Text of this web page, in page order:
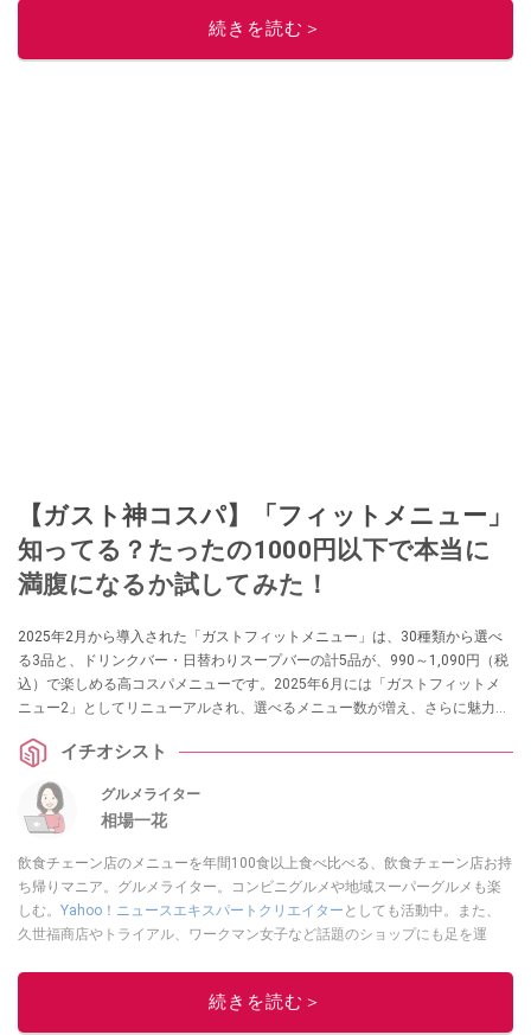
ニュースでフォロー
続きを読む＞
【ガスト神コスパ】「フィットメニュー」
知ってる？たったの1000円以下で本当に
満腹になるか試してみた！
2025年2月から導入された「ガストフィットメニュー」は、30種類から選べ
る3品と、ドリンクバー・日替わりスープバーの計5品が、990～1,090円（税
込）で楽しめる高コスパメニューです。2025年6月には「ガストフィットメ
ニュー2」としてリニューアルされ、選べるメニュー数が増え、さらに魅力的
よいのか、さっそくチェックしてみましょう。
イチオシスト
グルメライター
相場一花
飲食チェーン店のメニューを年間100食以上食べ比べる、飲食チェーン店お持
ち帰りマニア。グルメライター。コンビニグルメや地域スーパーグルメも楽
しむ。 Yahoo！ニュースエキスパートクリエイター としても活動中。また、
久世福商店やトライアル、ワークマン女子など話題のショップにも足を運
「週刊プレイボーイ」、宝島社「おいしい！ シャトレーゼBOOK」などでグ
ルメライター、食の専門家として出演実績あり。
続きを読む＞